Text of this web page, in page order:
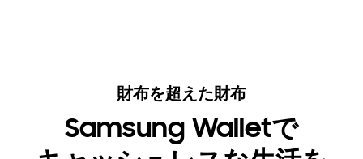
財布を超えた財布
Samsung Walletで